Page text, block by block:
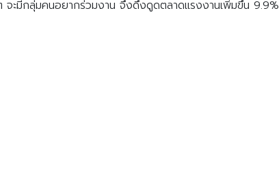
จะมีกลุ่มคนอยากร่วมงาน จึงดึงดูดตลาดแรงงานเพิ่มขึ้น